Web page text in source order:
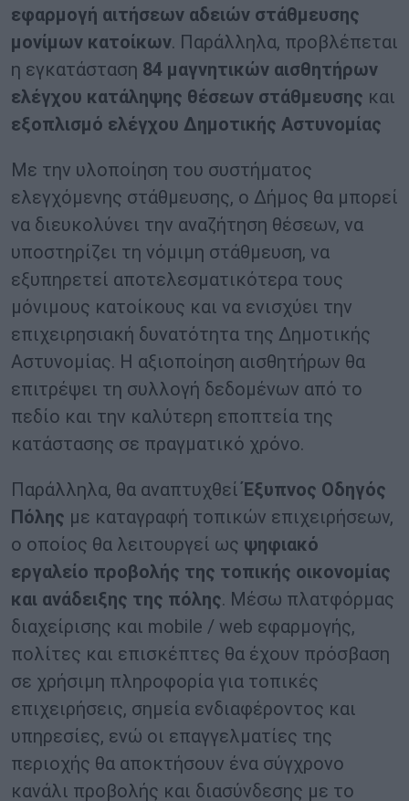
εφαρμογή αιτήσεων αδειών στάθμευσης
μονίμων κατοίκων. Παράλληλα, προβλέπεται
η εγκατάσταση 84 μαγνητικών αισθητήρων
ελέγχου κατάληψης θέσεων στάθμευσης και
εξοπλισμό ελέγχου Δημοτικής Αστυνομίας
Με την υλοποίηση του συστήματος
ελεγχόμενης στάθμευσης, ο Δήμος θα μπορεί
να διευκολύνει την αναζήτηση θέσεων, να
υποστηρίζει τη νόμιμη στάθμευση, να
εξυπηρετεί αποτελεσματικότερα τους
μόνιμους κατοίκους και να ενισχύει την
επιχειρησιακή δυνατότητα της Δημοτικής
Αστυνομίας. Η αξιοποίηση αισθητήρων θα
επιτρέψει τη συλλογή δεδομένων από το
πεδίο και την καλύτερη εποπτεία της
κατάστασης σε πραγματικό χρόνο.
Παράλληλα, θα αναπτυχθεί Έξυπνος Οδηγός
Πόλης με καταγραφή τοπικών επιχειρήσεων,
ο οποίος θα λειτουργεί ως ψηφιακό
εργαλείο προβολής της τοπικής οικονομίας
και ανάδειξης της πόλης. Μέσω πλατφόρμας
διαχείρισης και mobile / web εφαρμογής,
πολίτες και επισκέπτες θα έχουν πρόσβαση
σε χρήσιμη πληροφορία για τοπικές
επιχειρήσεις, σημεία ενδιαφέροντος και
υπηρεσίες, ενώ οι επαγγελματίες της
περιοχής θα αποκτήσουν ένα σύγχρονο
κανάλι προβολής και διασύνδεσης με το